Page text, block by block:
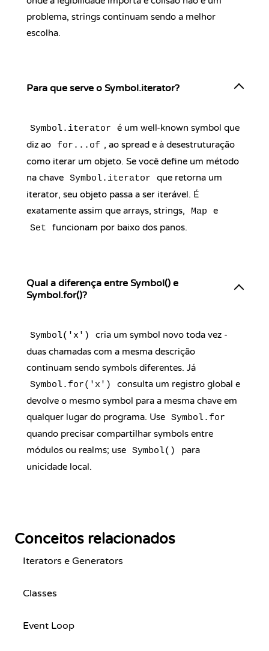
problema, strings continuam sendo a melhor
escolha.
Para que serve o Symbol.iterator?
Symbol.iterator
é um well-known symbol que
diz ao
for...of , ao spread e à desestruturação
como iterar um objeto. Se você define um método
na chave Symbol.iterator
que retorna um
iterator, seu objeto passa a ser iterável. É
exatamente assim que arrays, strings,
Map e
Set funcionam por baixo dos panos.
Qual a diferença entre Symbol() e
Symbol.for()?
Symbol('x')
cria um symbol novo toda vez -
duas chamadas com a mesma descrição
continuam sendo symbols diferentes. Já
Symbol.for('x')
consulta um registro global e
devolve o mesmo symbol para a mesma chave em
qualquer lugar do programa. Use Symbol.for
quando precisar compartilhar symbols entre
módulos ou realms; use Symbol()
para
unicidade local.
Conceitos relacionados
Iterators e Generators
Classes
Event Loop